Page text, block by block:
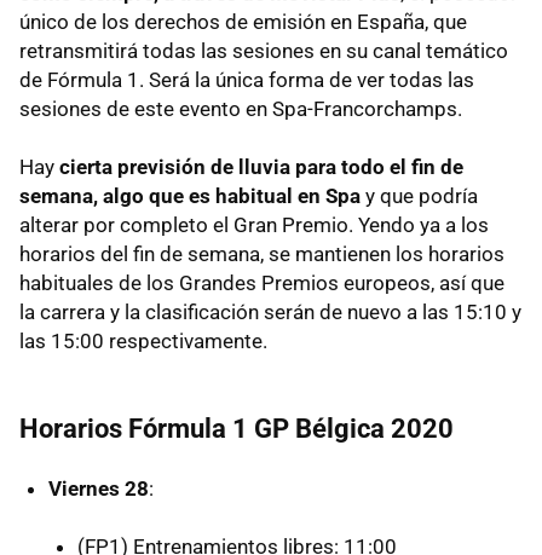
único de los derechos de emisión en España, que
retransmitirá todas las sesiones en su canal temático
de Fórmula 1. Será la única forma de ver todas las
sesiones de este evento en Spa-Francorchamps.
Hay cierta previsión de lluvia para todo el fin de
semana, algo que es habitual en Spa y que podría
alterar por completo el Gran Premio. Yendo ya a los
horarios del fin de semana, se mantienen los horarios
habituales de los Grandes Premios europeos, así que
la carrera y la clasificación serán de nuevo a las 15:10 y
las 15:00 respectivamente.
Horarios Fórmula 1 GP Bélgica 2020
Viernes 28:
(FP1) Entrenamientos libres: 11:00